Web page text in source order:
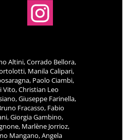
Altini, Corrado Bellora,
Manila Calipari,
Paolo Ciambi,
Vito, Christian Leo
Giuseppe Farinella,
Fracasso, Fabio
Giorgia Gambino,
Marlène Jorrioz,
Mangano, Angela